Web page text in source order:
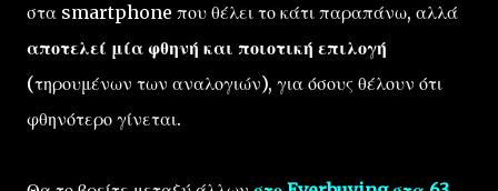
στα smartphone που θέλει το κάτι παραπάνω, αλλά
αποτελεί μία φθηνή και ποιοτική επιλογή
(τηρουμένων των αναλογιών), για όσους θέλουν ότι
φθηνότερο γίνεται.